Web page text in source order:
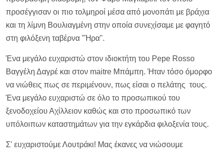
προσέγγισαν οι πιο τολμηροί μέσα από μονοπάτι με βράχια
και τη λίμνη Βουλιαγμένη στην οποία συνεχίσαμε με φαγητό
στη φιλόξενη ταβέρνα "Ήρα".
Ένα μεγάλο ευχαριστώ στον ιδιοκτήτη του Pepe Rosso
Βαγγέλη Δαγρέ και στον maitre Μπάμπη. Ήταν τόσο όμορφο
να νιώθεις πως σε περιμένουν, πως είσαι ο πελάτης τους.
Ένα μεγάλο ευχαριστώ σε όλο το προσωπικού του
ξενοδοχείου Αχίλλειον καθώς και στο προσωπικό των
υπόλοιπων καταστημάτων για την εγκάρδια φιλοξενία τους.
Σ' ευχαριστούμε Λουτράκι! Μας έκανες να νιώσουμε